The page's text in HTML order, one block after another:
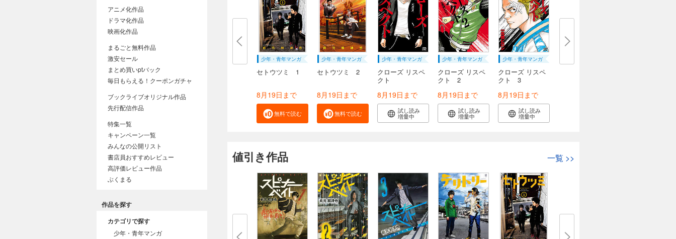
少年・青年マンガ
セトウツミ 1
8月19日まで
無料で読む
少年・青年マンガ
セトウツミ 2
8月19日まで
無料で読む
少年・青年マンガ
クローズ リスペ
クト
8月19日まで
試し読み
増量中
少年・青年マンガ
クローズ リスペ
クト 2
8月19日まで
試し読み
増量中
少年・青年マンガ
クローズ リスペ
クト 3
8月19日まで
試し読み
増量中
値引き作品 一覧 >>
アニメ化作品
ドラマ化作品
映画化作品
まるごと無料作品
激安セール
まとめ買いptバック
毎日もらえる！クーポンガチャ
ブックライブオリジナル作品
先行配信作品
特集一覧
キャンペーン一覧
みんなの公開リスト
書店員おすすめレビュー
高評価レビュー作品
ぶくまる
作品を探す
カテゴリで探す
少年・青年マンガ